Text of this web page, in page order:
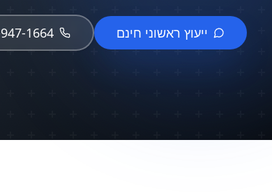
ייעוץ ראשוני חינם 1664